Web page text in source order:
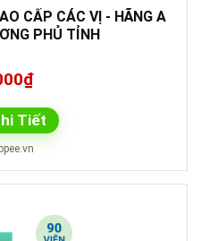
CẤP CÁC VỊ - HÃNG A
PHỦ TỈNH
Tiết